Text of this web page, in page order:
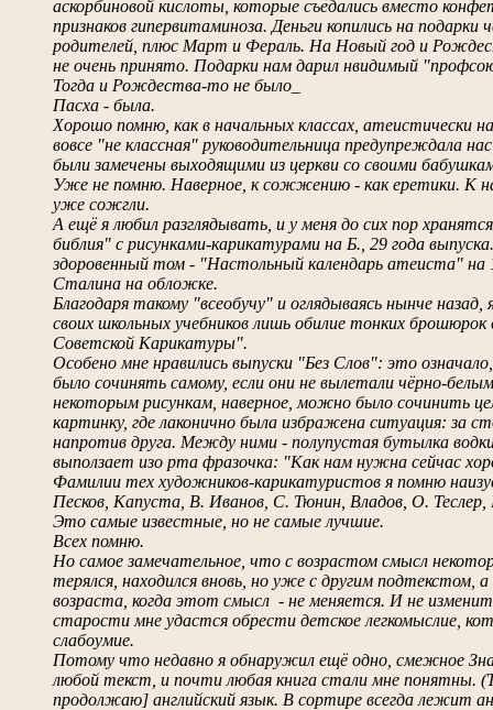
аскорбиновой кислоты, которые съедались вместо
признаков гипервитаминоза. Деньги копились на
родителей, плюс Март и Фераль. На Новый год и
не очень принято. Подарки нам дарил нвидимый
Тогда и Рождества-то не было_
Пасха - была.
Хорошо помню, как в начальных классах, атеистически
вовсе "не классная" руководительница предупреждала
были замечены выходящими из церкви со своими
Уже не помню. Наверное, к сожжению - как еретики. К
уже сожгли.
А ещё я любил разглядывать, и у меня до сих пор
библия" с рисунками-карикатурами на Б., 29 года
здоровенный том - "Настольный календарь атеиста" на
Сталина на обложке.
Благодаря такому "всеобучу" и оглядываясь нынче
своих школьных учебников лишь обилие тонких
Советской Карикатуры".
Особено мне нравились выпуски "Без Слов": это
было сочинять самому, если они не вылетали чёрно-
некоторым рисункам, наверное, можно было сочинить
картинку, где лаконично была избражена ситуация: за
напротив друга. Между ними - полупустая бутылка
выползает изо рта фразочка: "Как нам нужна сейчас
Фамилии тех художников-карикатуристов я помню
Песков, Капуста, В. Иванов, С. Тюнин, Владов, О. Теслер,
Это самые известные, но не самые лучшие.
Всех помню.
Но самое замечательное, что с возрастом смысл
терялся, находился вновь, но уже с другим подтекстом,
возраста, когда этот смысл - не меняется. И не
старости мне удастся обрести детское легкомыслие,
слабоумие.
Потому что недавно я обнаружил ещё одно, смежное
любой текст, и почти любая книга стали мне понятны.
продолжаю] английский язык. В сортире всегда лежит